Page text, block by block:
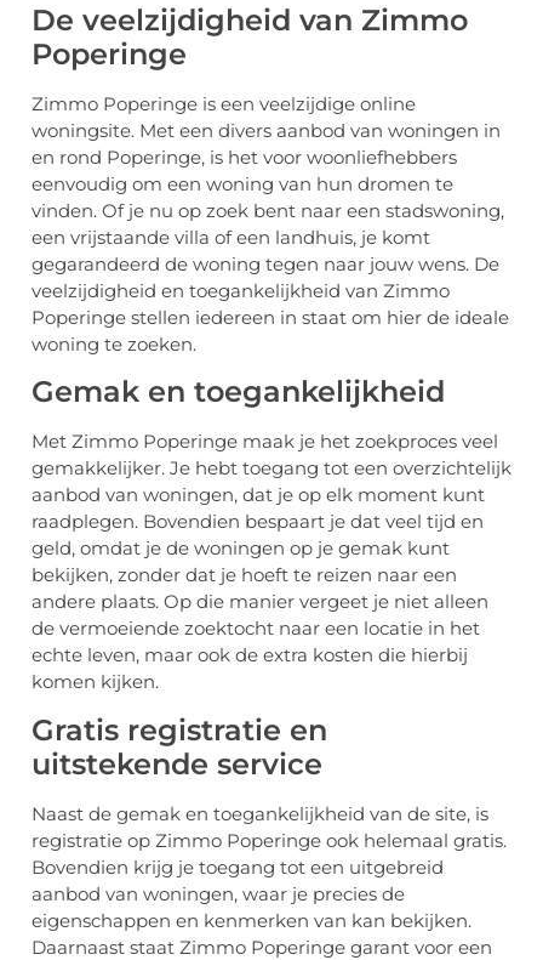
De veelzijdigheid van Zimmo
Poperinge
Zimmo Poperinge is een veelzijdige online
woningsite. Met een divers aanbod van woningen in
en rond Poperinge, is het voor woonliefhebbers
eenvoudig om een woning van hun dromen te
vinden. Of je nu op zoek bent naar een stadswoning,
een vrijstaande villa of een landhuis, je komt
gegarandeerd de woning tegen naar jouw wens. De
veelzijdigheid en toegankelijkheid van Zimmo
Poperinge stellen iedereen in staat om hier de ideale
woning te zoeken.
Gemak en toegankelijkheid
Met Zimmo Poperinge maak je het zoekproces veel
gemakkelijker. Je hebt toegang tot een overzichtelijk
aanbod van woningen, dat je op elk moment kunt
raadplegen. Bovendien bespaart je dat veel tijd en
geld, omdat je de woningen op je gemak kunt
bekijken, zonder dat je hoeft te reizen naar een
andere plaats. Op die manier vergeet je niet alleen
de vermoeiende zoektocht naar een locatie in het
echte leven, maar ook de extra kosten die hierbij
komen kijken.
Gratis registratie en
uitstekende service
Naast de gemak en toegankelijkheid van de site, is
registratie op Zimmo Poperinge ook helemaal gratis.
Bovendien krijg je toegang tot een uitgebreid
aanbod van woningen, waar je precies de
eigenschappen en kenmerken van kan bekijken.
Daarnaast staat Zimmo Poperinge garant voor een